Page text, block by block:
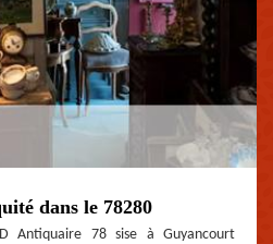
dans le 78280
Antiquaire 78 sise à Guyancourt